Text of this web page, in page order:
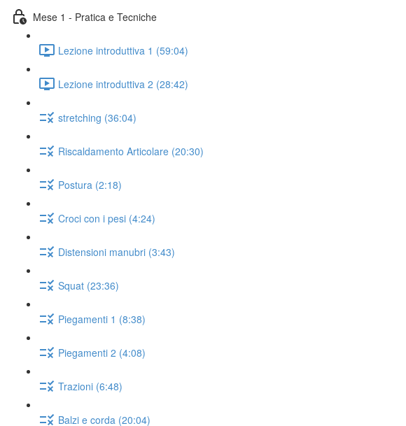
Mese 1 - Pratica e Tecniche
Lezione introduttiva 1 (59:04)
Lezione introduttiva 2 (28:42)
stretching (36:04)
Riscaldamento Articolare (20:30)
Postura (2:18)
Croci con i pesi (4:24)
Distensioni manubri (3:43)
Squat (23:36)
Piegamenti 1 (8:38)
Piegamenti 2 (4:08)
Trazioni (6:48)
Balzi e corda (20:04)